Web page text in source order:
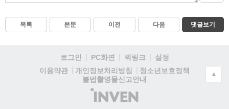
목록 본문 이전 다음 댓글보기
로그인 PC화면 퀵링크
설정
이용약관
개인정보처리방침
청소년보호정책
불법촬영물신고안내
(주)
인
▲